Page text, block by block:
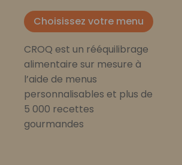
Choisissez votre menu
CROQ est un rééquilibrage
alimentaire sur mesure à
l’aide de menus
personnalisables et plus de
5 000 recettes
gourmandes